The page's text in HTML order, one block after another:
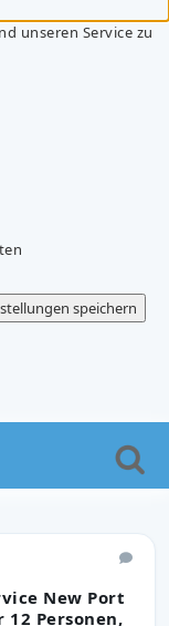
unseren Service zu
speichern
New Port
Personen,